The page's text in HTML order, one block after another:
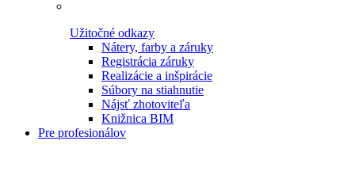
Užitočné odkazy
Nátery, farby a záruky
Registrácia záruky
Realizácie a inšpirácie
Súbory na stiahnutie
Nájsť zhotoviteľa
Knižnica BIM
Pre profesionálov